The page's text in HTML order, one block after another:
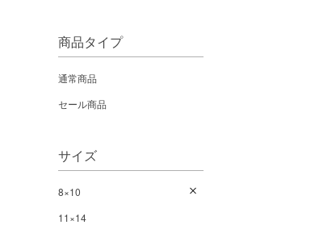
商品タイプ
通常商品
セール商品
サイズ
8×10
11×14